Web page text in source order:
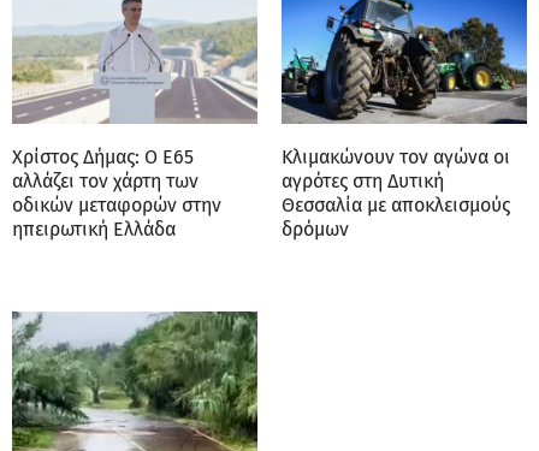
Χρίστος Δήμας: Ο Ε65
αλλάζει τον χάρτη των
οδικών μεταφορών στην
ηπειρωτική Ελλάδα
Κλιμακώνουν τον αγώνα οι
αγρότες στη Δυτική
Θεσσαλία με αποκλεισμούς
δρόμων